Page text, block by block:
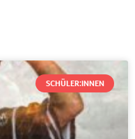
SCHÜLER:INNEN